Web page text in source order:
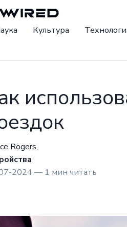
Культура
Rogers,
2024 — 1 мин читать